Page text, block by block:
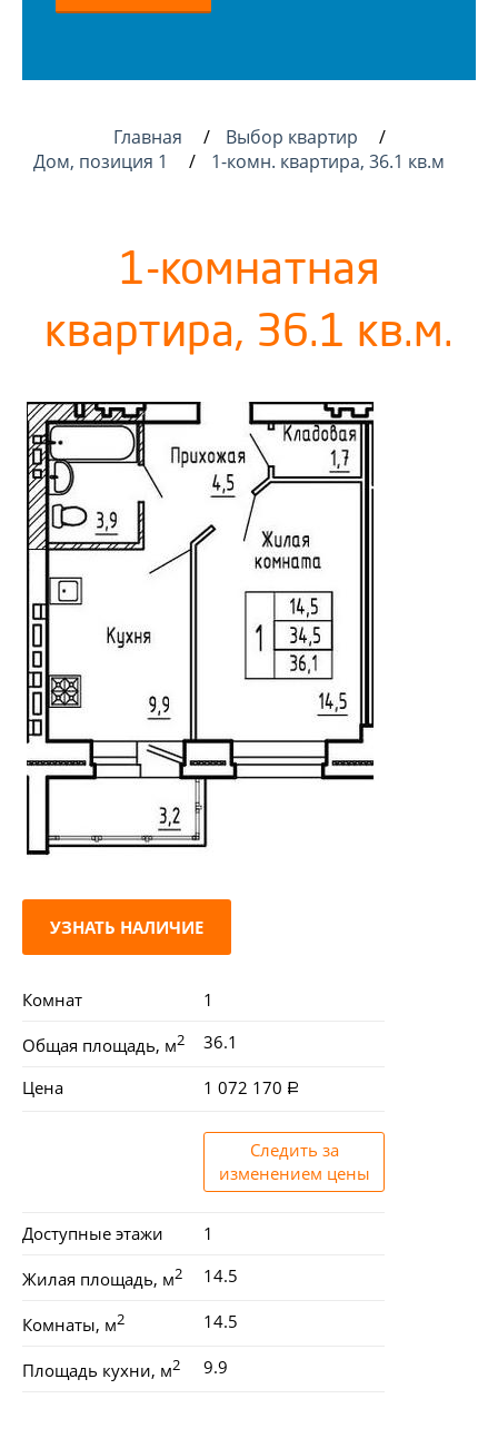
Главная
Выбор квартир
Дом, позиция 1
1-комн. квартира, 36.1 кв.м
1-комнатная
квартира, 36.1 кв.м.
УЗНАТЬ НАЛИЧИЕ
Комнат 1
Общая площадь, м2 36.1
Цена 1 072 170
Следить за
изменением цены
Доступные этажи 1
Жилая площадь, м2 14.5
Комнаты, м2 14.5
Площадь кухни, м2 9.9